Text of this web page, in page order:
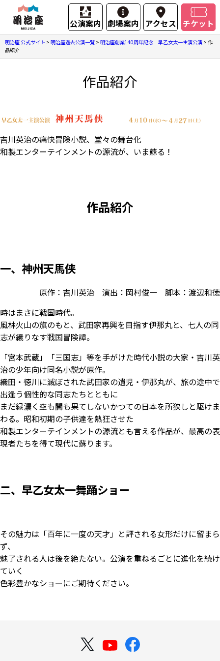
公演案内 劇場案内 アクセス チケット
明治座 公式サイト > 明治座過去公演一覧 > 明治座創業140周年記念 早乙女太一主演公演 > 作
品紹介
作品紹介
吉川英治の痛快冒険小説、堂々の舞台化
和製エンターテインメントの源流が、いま蘇る！
作品紹介
一、神州天馬侠
原作：吉川英治 演出：岡村俊一 脚本：渡辺和徳
時はまさに戦国時代。
風林火山の旗のもと、武田家再興を目指す伊那丸と、七人の同
志が織りなす戦国冒険譚。
「宮本武蔵」「三国志」等を手がけた時代小説の大家・吉川英
治の少年向け同名小説が原作。
織田・徳川に滅ぼされた武田家の遺児・伊那丸が、旅の途中で
出逢う個性的な同志たちとともに
まだ緑濃く空も闇も果てしないかつての日本を所狭しと駆けま
わる。昭和初期の子供達を熱狂させた
和製エンターテインメントの源流とも言える作品が、最高の表
現者たちを得て現代に蘇ります。
二、早乙女太一舞踊ショー
その魅力は「百年に一度の天才」と評される女形だけに留まら
ず、
魅了される人は後を絶たない。公演を重ねるごとに進化を続け
ていく
色彩豊かなショーにご期待ください。